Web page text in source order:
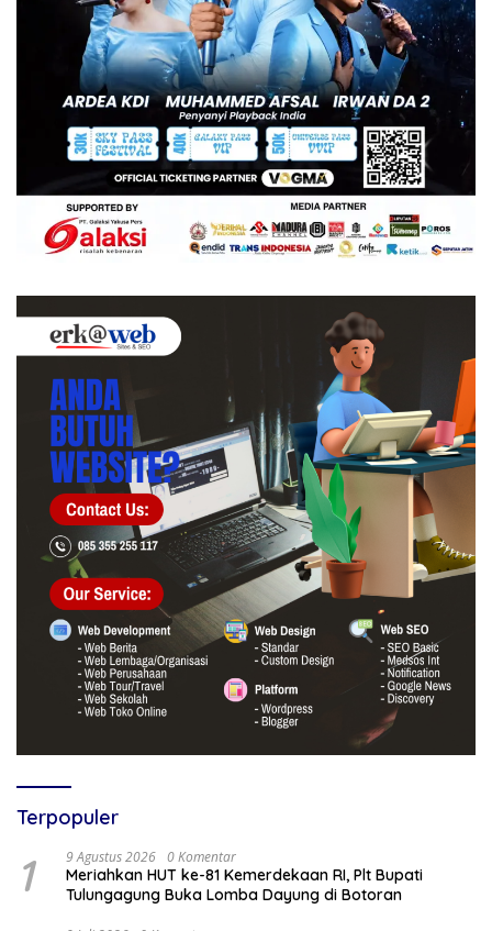
Terpopuler
1 9 Agustus 2026 0 Komentar
Meriahkan HUT ke-81 Kemerdekaan RI, Plt Bupati
Tulungagung Buka Lomba Dayung di Botoran